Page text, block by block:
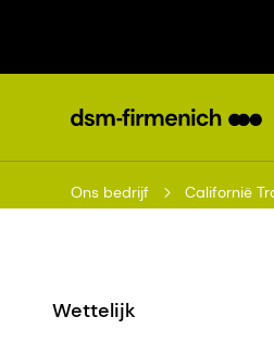
Ons bedrijf Californië
Wettelijk